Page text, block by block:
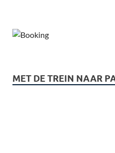
MET DE TREIN NAAR